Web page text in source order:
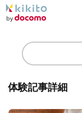
体験記事詳細